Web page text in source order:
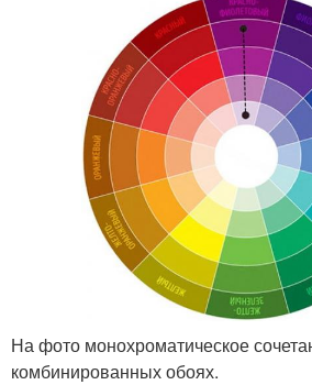
На фото монохроматическое
комбинированных обоях.